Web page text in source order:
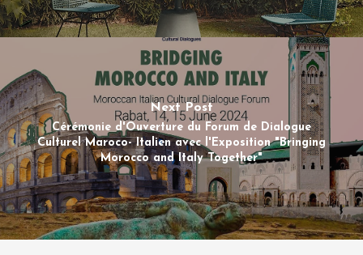
Next Post
Cérémonie d'Ouverture du Forum de Dialogue
Culturel Maroco- Italien avec l'Exposition "Bringing
Morocco and Italy Together"